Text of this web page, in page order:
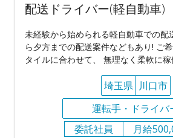
配送ドライバー(軽自動車)
未経験から始められる軽自動車での配
ら夕方までの配送案件などもあり! ご
タイルに合わせて、 無理なく柔軟に
埼玉県 川口市
運転手・ドライバ
委託社員
月給